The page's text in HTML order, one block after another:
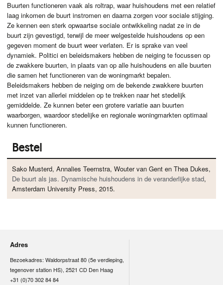
Buurten functioneren vaak als roltrap, waar huishoudens met een relatief
laag inkomen de buurt instromen en daarna zorgen voor sociale stijging.
Ze kennen een sterk opwaartse sociale ontwikkeling nadat ze in de
buurt zijn gevestigd, terwijl de meer welgestelde huishoudens op een
gegeven moment de buurt weer verlaten. Er is sprake van veel
dynamiek. Politici en beleidsmakers hebben de neiging te focussen op
de zwakkere buurten, in plaats van op alle huishoudens en alle buurten
die samen het functioneren van de woningmarkt bepalen.
Beleidsmakers hebben de neiging om de bekende zwakkere buurten
met inzet van allerlei middelen op te trekken naar het stedelijk
gemiddelde. Ze kunnen beter een grotere variatie aan buurten
waarborgen, waardoor stedelijke en regionale woningmarkten optimaal
kunnen functioneren.
Bestel
Sako Musterd, Annalies Teernstra, Wouter van Gent en Thea Dukes,
De buurt als jas. Dynamische huishoudens in de veranderlijke stad,
Amsterdam University Press, 2015.
Adres
Bezoekadres: Waldorpstraat 80 (5e verdieping,
tegenover station HS), 2521 CD Den Haag
+31 (0)70 302 84 84